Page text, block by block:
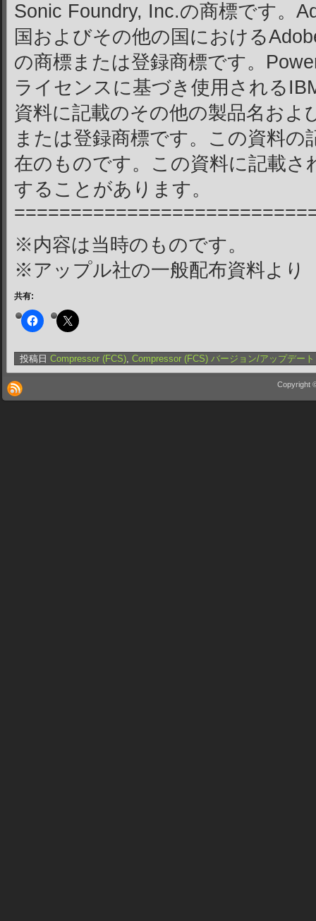
Sonic Foundry, Inc.の商標です。
国およびその他の国における
の商標または登録商標です。
ライセンスに基づき使用される
資料に記載のその他の製品名およ
または登録商標です。この資料の
在のものです。この資料に記載さ
することがあります。
※内容は当時のものです。
※アップル社の一般配布資料より
共有:
投稿日 Compressor (FCS), Compressor (FCS) バージョン/アップデート
Copyright